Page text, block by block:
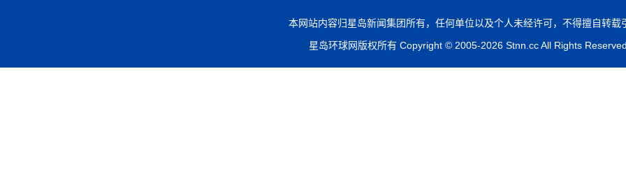
本网站内容归星岛新闻集团所有，任何单位以及个人未经许可，不得擅自转载
星岛环球网版权所有 Copyright © 2005-2026 Stnn.cc All Rights Reserved.